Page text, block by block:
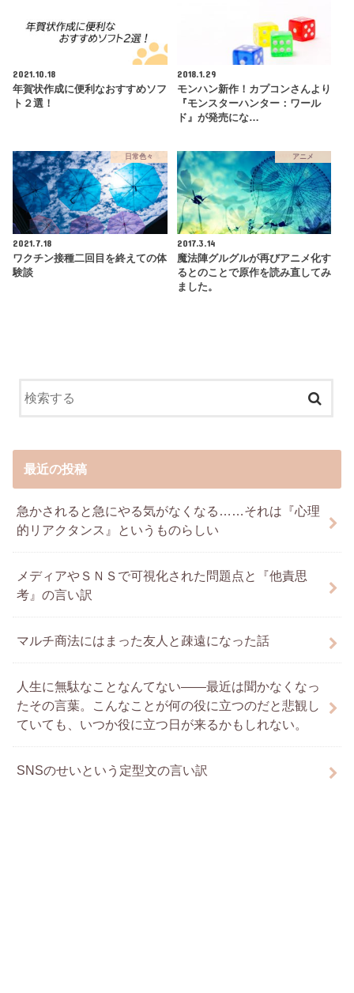
2021.10.18
年賀状作成に便利なおすすめソフ
ト２選！
2018.1.29
モンハン新作！カプコンさんより
『モンスターハンター：ワール
ド』が発売にな…
日常色々
2021.7.18
ワクチン接種二回目を終えての体
験談
アニメ
2017.3.14
魔法陣グルグルが再びアニメ化す
るとのことで原作を読み直してみ
ました。
最近の投稿
急かされると急にやる気がなくなる……それは『心理
的リアクタンス』というものらしい
メディアやＳＮＳで可視化された問題点と『他責思
考』の言い訳
マルチ商法にはまった友人と疎遠になった話
人生に無駄なことなんてない――最近は聞かなくなっ
たその言葉。こんなことが何の役に立つのだと悲観し
ていても、いつか役に立つ日が来るかもしれない。
SNSのせいという定型文の言い訳